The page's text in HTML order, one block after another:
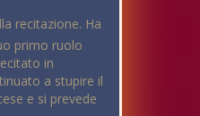
recitazione. Ha
primo ruolo
in
a stupire il
e si prevede